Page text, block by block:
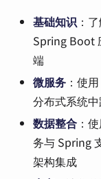
基础知识 ：
Spring Boot
端
微服务 ：使
分布式系统
数据整合 ：
务与 Spring
架构集成